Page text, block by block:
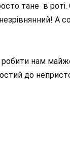
тане в
А
нам
до